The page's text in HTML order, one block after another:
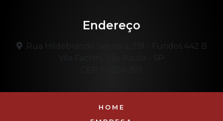
Endereço
Rua Hildebrando Siqueira, 291 - Fundos 442 B
Vila Fachini, São Paulo - SP
HOME